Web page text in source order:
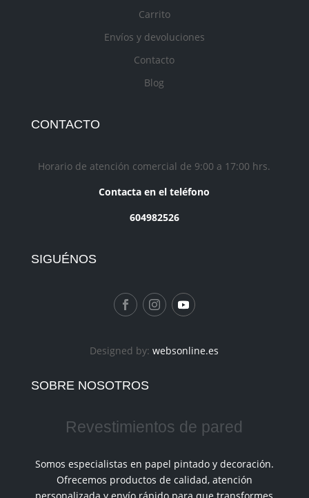
Carrito
Envíos y devoluciones
Contacto
Blog
CONTACTO
Horario de atención comercial de 9:00 a 17:00 hrs.
Contacta en el teléfono
604982526
SIGUÉNOS
Designed by:websonline.es
SOBRE NOSOTROS
Revestimientos de pared
Somos especialistas en papel pintado y decoración.
Ofrecemos productos de calidad, atención